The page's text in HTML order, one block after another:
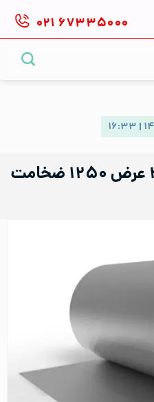
۰۲۱ ۶۷۳۳۵۰۰۰
ورق رول استیل ۳۰۹S عرض ۱۲۵۰ ضخامت